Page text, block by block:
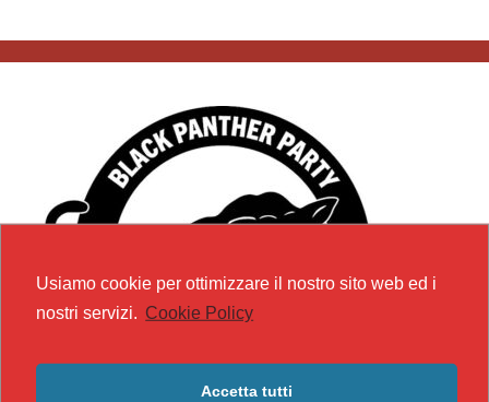
Usiamo cookie per ottimizzare il nostro sito web ed i
nostri servizi. Cookie Policy
Accetta tutti